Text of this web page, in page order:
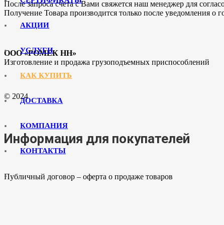
АКЦИИ
УСЛУГИ
КАК КУПИТЬ
ДОСТАВКА
КОМПАНИЯ
КОНТАКТЫ
После запроса счета с Вами свяжется наш менеджер для
Получение Товара производится только после уведомления о
ООО «РОМЕК НН»
Изготовление и продажа грузоподъемных приспособлений
© 2024
Информация для покупателей
Публичный договор – оферта о продаже товаров